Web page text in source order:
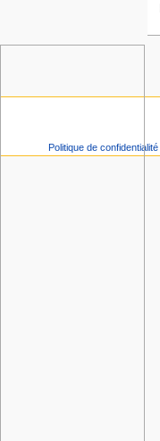
Politique de confidentialité